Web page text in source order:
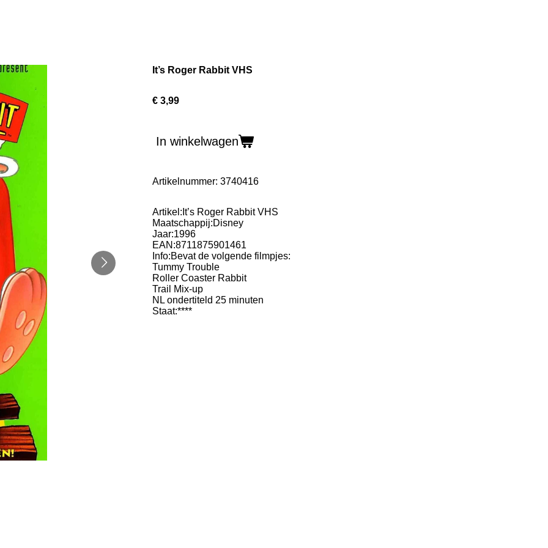
It’s Roger Rabbit VHS
€ 3,99
In winkelwagen
Artikelnummer: 3740416
Artikel:It’s Roger Rabbit VHS
Maatschappij:Disney
Jaar:1996
EAN:8711875901461
Info:Bevat de volgende filmpjes:
Tummy Trouble
Roller Coaster Rabbit
Trail Mix-up
NL ondertiteld 25 minuten
Staat:****